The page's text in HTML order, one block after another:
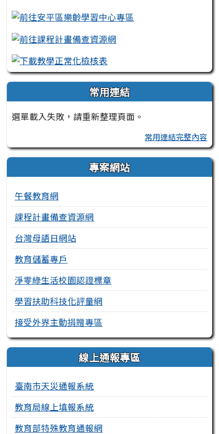
常用連結
選單載入失敗，請重新整理頁面。
常用連結完整內容
專案網站
午餐教育網
課程計畫備查資源網
台灣母語日網站
教育儲蓄專戶
淨零綠生活校園認證標章
學習扶助科技化評量網
接受外界主動捐贈專區
線上通報專區
臺南市天災通報系統
教育局線上填報系統
教育部特殊教育通報網